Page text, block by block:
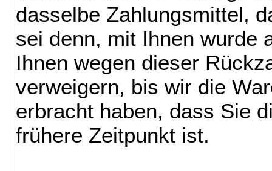
dasselbe Zahlungsmittel,
sei denn, mit Ihnen wurde
Ihnen wegen dieser
verweigern, bis wir die
erbracht haben, dass Sie
frühere Zeitpunkt ist.